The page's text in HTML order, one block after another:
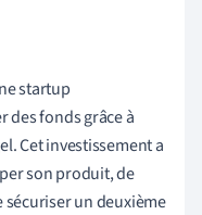
startup
des fonds grâce à
Cet investissement a
son produit, de
un deuxième